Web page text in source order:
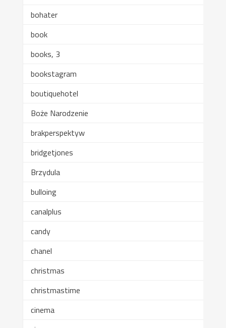
bohater
book
books, 3
bookstagram
boutiquehotel
Boże Narodzenie
brakperspektyw
bridgetjones
Brzydula
bulloing
canalplus
candy
chanel
christmas
christmastime
cinema